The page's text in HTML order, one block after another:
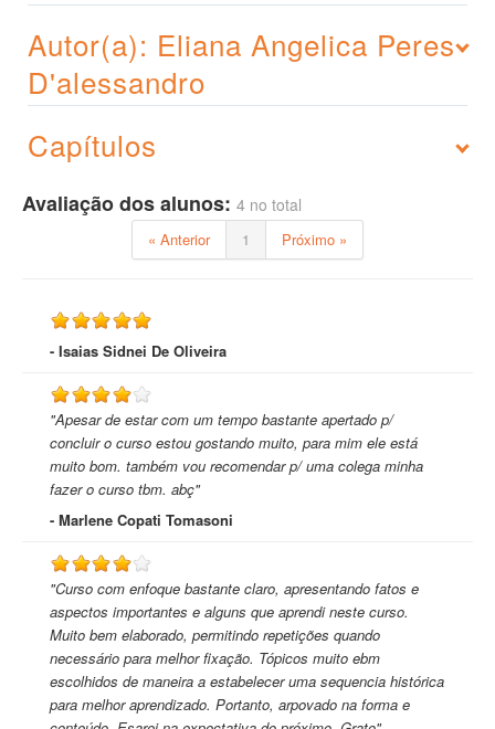
Autor(a): Eliana Angelica Peres
D'alessandro
Capítulos
Avaliação dos alunos: 4 no total
« Anterior 1 Próximo »
- Isaias Sidnei De Oliveira
"Apesar de estar com um tempo bastante apertado p/
concluir o curso estou gostando muito, para mim ele está
muito bom. também vou recomendar p/ uma colega minha
fazer o curso tbm. abç"
- Marlene Copati Tomasoni
"Curso com enfoque bastante claro, apresentando fatos e
aspectos importantes e alguns que aprendi neste curso.
Muito bem elaborado, permitindo repetições quando
necessário para melhor fixação. Tópicos muito ebm
escolhidos de maneira a estabelecer uma sequencia histórica
para melhor aprendizado. Portanto, arpovado na forma e